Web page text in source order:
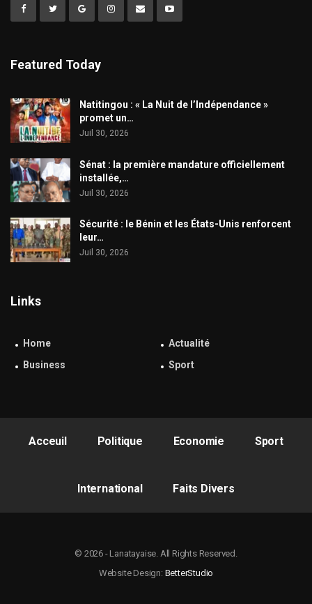
Featured Today
​Natitingou : « La Nuit de l’Indépendance »
promet un…
Juil 30, 2026
Sénat : la première mandature officiellement
installée,…
Juil 30, 2026
Sécurité : le Bénin et les États-Unis renforcent
leur…
Juil 30, 2026
Links
Home
Actualité
Business
Sport
Acceuil Politique Economie Sport
International Faits Divers
© 2026 - Lanatayaise. All Rights Reserved.
Website Design: BetterStudio